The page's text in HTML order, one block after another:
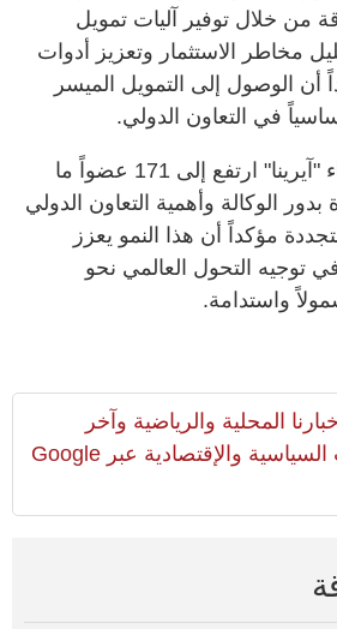
من خلال توفير آليات تمويل
مخاطر الاستثمار وتعزيز أدوات
أن الوصول إلى التمويل الميسر
في التعاون الدولي.
وأوضح أن عدد أعضاء "آيرينا" ارتفع إلى 171 عضواً ما
بدور الوكالة وأهمية التعاون الدولي
مؤكداً أن هذا النمو يعزز
في توجيه التحول العالمي نحو
واستدامة.
المحلية والرياضية وآخر
المستجدات السياسية والإقتصادية عبر Google